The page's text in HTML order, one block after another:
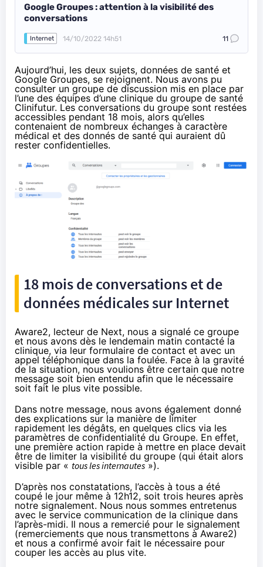
Google Groupes : attention à la visibilité des
conversations
Internet 14/10/2022 14h51 11
Aujourd’hui, les deux sujets, données de santé et
Google Groupes, se rejoignent. Nous avons pu
consulter un groupe de discussion mis en place par
l’une des équipes d’une clinique du groupe de santé
Clinifutur. Les conversations du groupe sont restées
accessibles pendant 18 mois, alors qu’elles
contenaient de nombreux échanges à caractère
médical et des donnés de santé qui auraient dû
rester confidentielles.
18 mois de conversations et de
données médicales sur Internet
Aware2, lecteur de Next, nous a signalé ce groupe
et nous avons dès le lendemain matin contacté la
clinique, via leur formulaire de contact et avec un
appel téléphonique dans la foulée. Face à la gravité
de la situation, nous voulions être certain que notre
message soit bien entendu afin que le nécessaire
soit fait le plus vite possible.
Dans notre message, nous avons également donné
des explications sur la manière de limiter
rapidement les dégâts, en quelques clics via les
paramètres de confidentialité du Groupe. En effet,
une première action rapide à mettre en place devait
être de limiter la visibilité du groupe (qui était alors
visible par « tous les internautes»).
D’après nos constatations, l’accès à tous a été
coupé le jour même à 12h12, soit trois heures après
notre signalement. Nous nous sommes entretenus
avec le service communication de la clinique dans
l’après-midi. Il nous a remercié pour le signalement
(remerciements que nous transmettons à Aware2)
et nous a confirmé avoir fait le nécessaire pour
couper les accès au plus vite.